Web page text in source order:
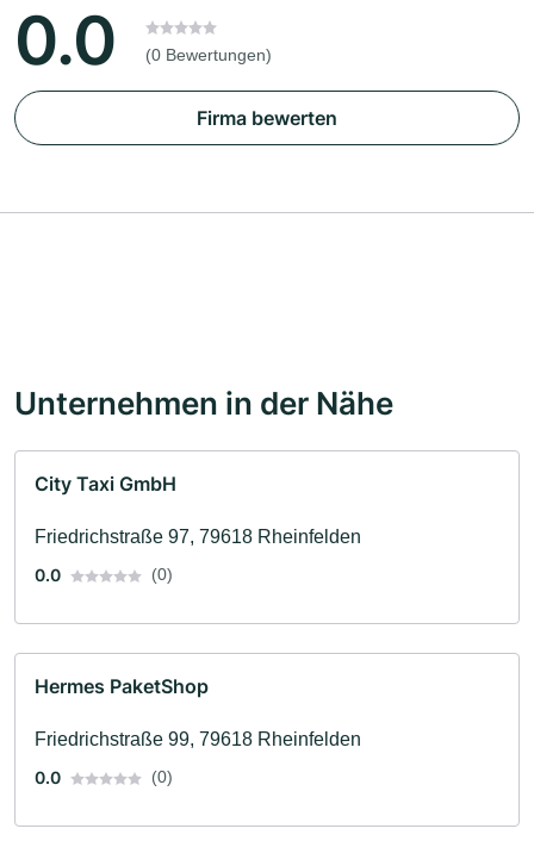
0.0 (0 Bewertungen)
Firma bewerten
Unternehmen in der Nähe
City Taxi GmbH
Friedrichstraße 97, 79618 Rheinfelden
0.0
(0)
Hermes PaketShop
Friedrichstraße 99, 79618 Rheinfelden
0.0
(0)